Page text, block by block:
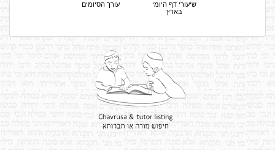
שיעורי דף היומי
בארץ
עורך הסיומים